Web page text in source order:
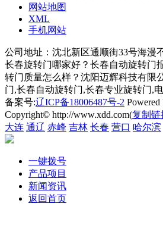
网站地图
XML
手机网站
公司地址：沈北新区通顺街33号海漫
长春旋转门哪家好？长春自动旋转门
转门质量怎么样？沈阳迈辉科技有限
门,长春自动旋转门,长春专业旋转门,电
备案号:辽ICP备18006487号-2 Powered
Copyright© http://www.xdd.com(复制链
大连 通辽 赤峰 吉林 长春 营口 哈尔滨
一键拨号
产品项目
新闻资讯
返回首页